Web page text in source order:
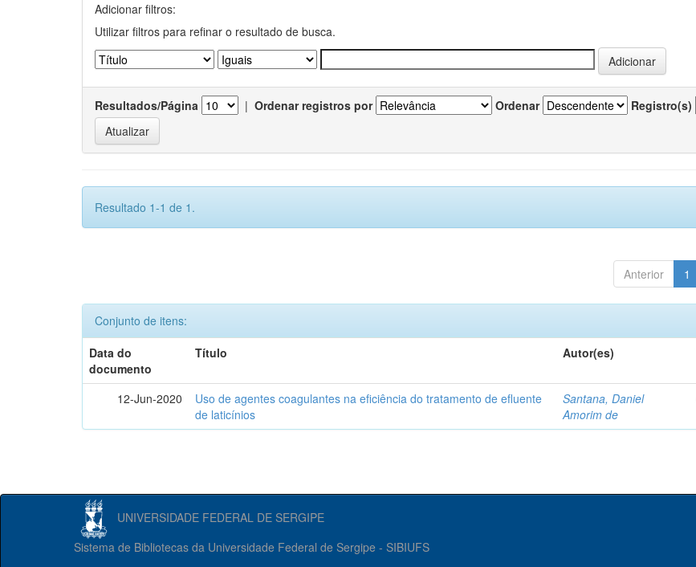
Adicionar filtros:
Utilizar filtros para refinar o resultado de busca.
Resultados/Página | Ordenar registros por Ordenar Registro(s)
Resultado 1-1 de 1.
Anterior 1
Conjunto de itens:
Data do
documento
Título Autor(es)
12-Jun-2020
Uso de agentes coagulantes na eficiência do tratamento de efluente
de laticínios
Santana, Daniel
Amorim de
UNIVERSIDADE FEDERAL DE SERGIPE
Sistema de Bibliotecas da Universidade Federal de Sergipe - SIBIUFS